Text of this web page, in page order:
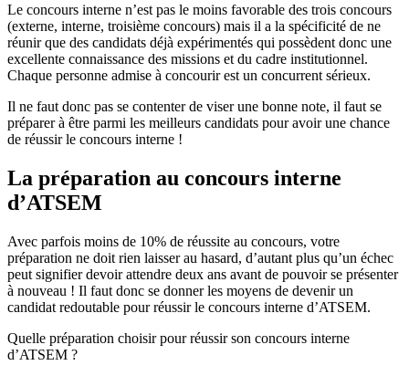
Le concours interne n’est pas le moins favorable des trois concours
(externe, interne, troisième concours) mais il a la spécificité de ne
réunir que des candidats déjà expérimentés qui possèdent donc une
excellente connaissance des missions et du cadre institutionnel.
Chaque personne admise à concourir est un concurrent sérieux.
Il ne faut donc pas se contenter de viser une bonne note, il faut se
préparer à être parmi les meilleurs candidats pour avoir une chance
de réussir le concours interne !
La préparation au concours interne
d’ATSEM
Avec parfois moins de 10% de réussite au concours, votre
préparation ne doit rien laisser au hasard, d’autant plus qu’un échec
peut signifier devoir attendre deux ans avant de pouvoir se présenter
à nouveau ! Il faut donc se donner les moyens de devenir un
candidat redoutable pour réussir le concours interne d’ATSEM.
Quelle préparation choisir pour réussir son concours interne
d’ATSEM ?